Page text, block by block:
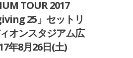
TOUR 2017
25」セットリ
オンスタジアム広
年8月26日(土)